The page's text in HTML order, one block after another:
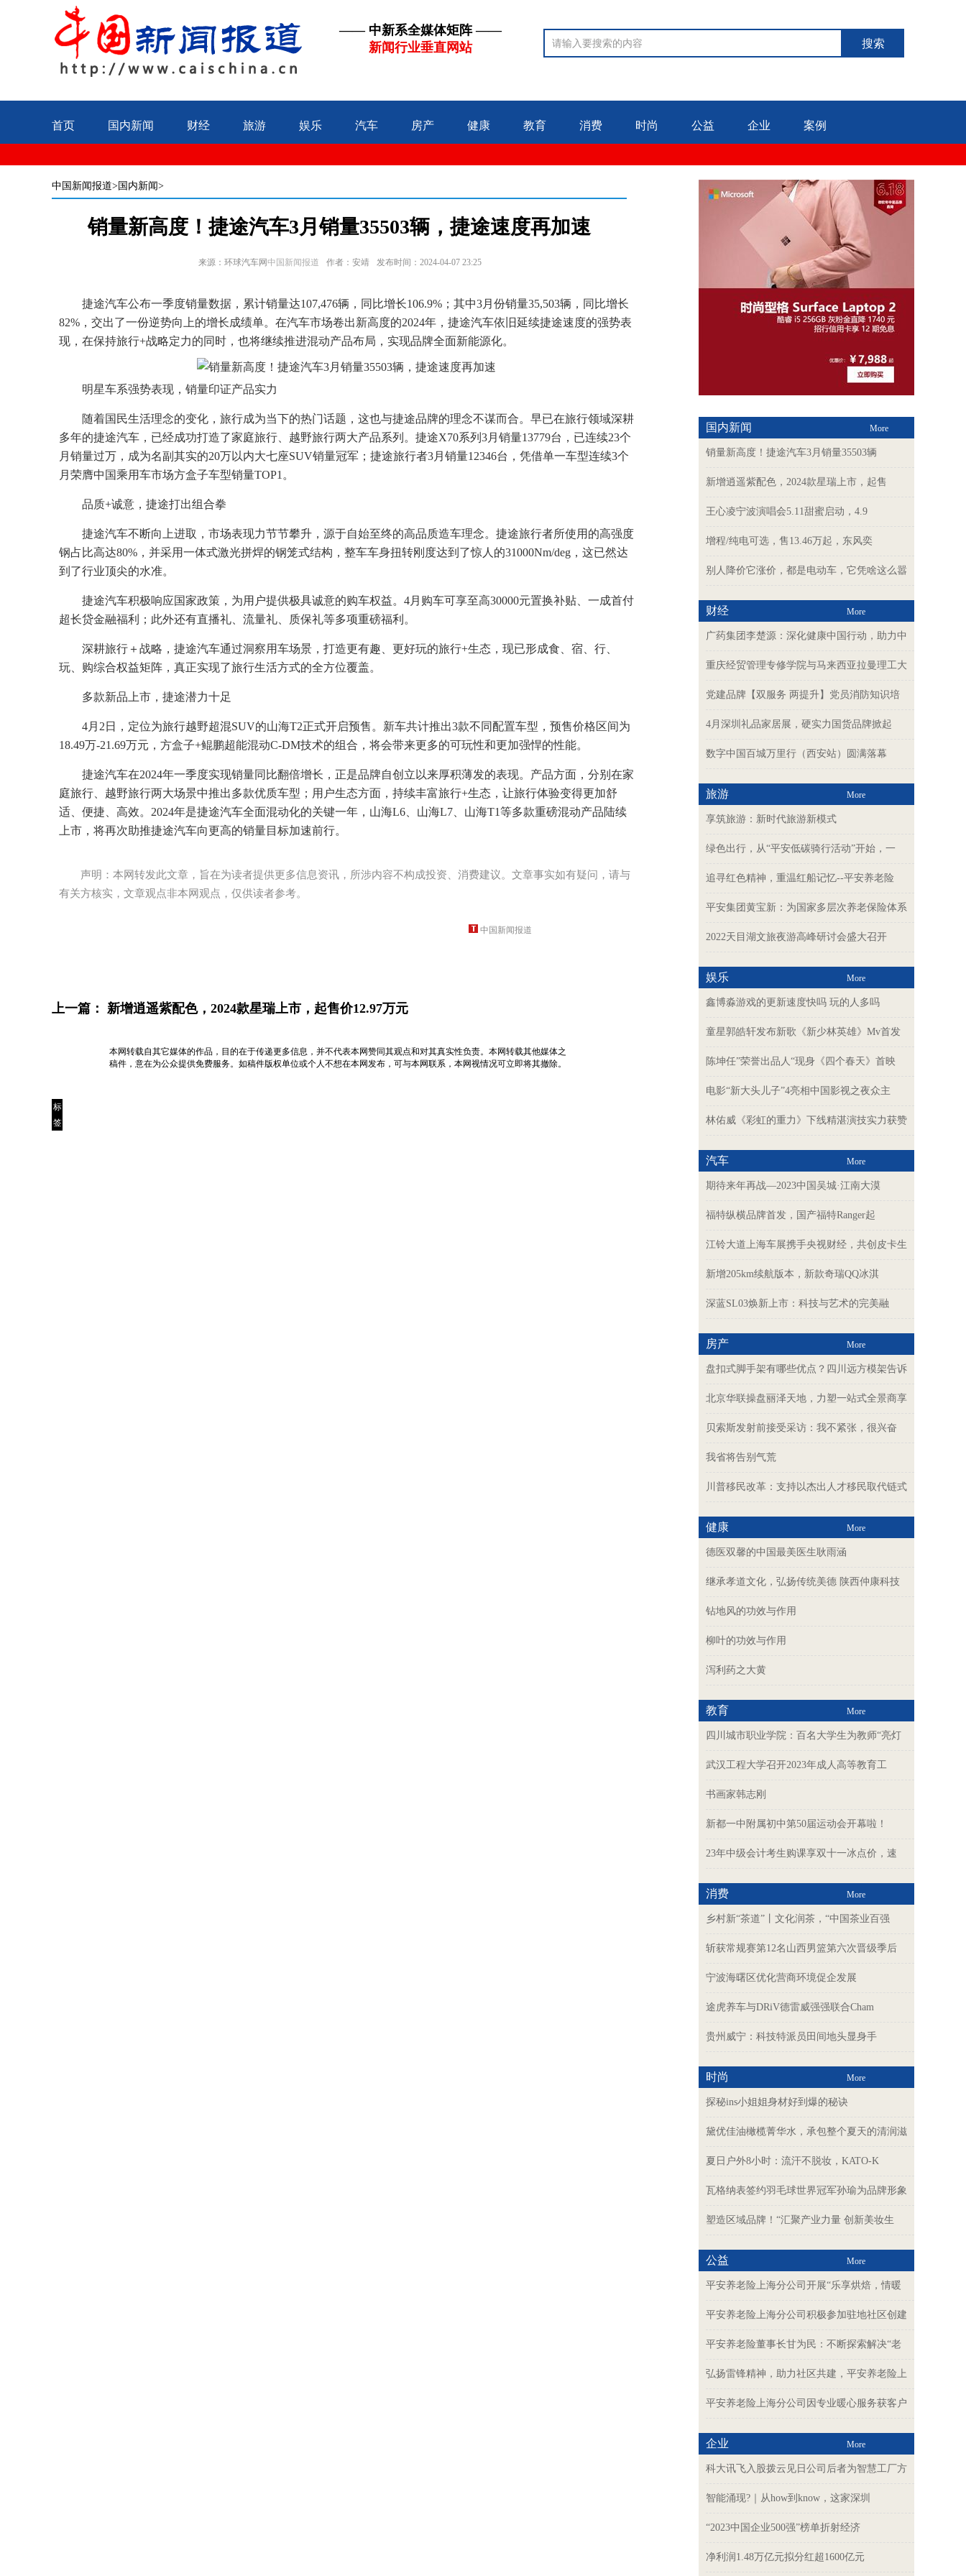
—— 中新系全媒体矩阵 ——
新闻行业垂直网站
搜索
首页 国内新闻 财经 旅游 娱乐 汽车 房产 健康 教育 消费 时尚 公益 企业 案例
中国新闻报道>国内新闻>
销量新高度！捷途汽车3月销量35503辆，捷途速度再加速
来源：环球汽车网中国新闻报道 作者：安靖 发布时间：2024-04-07 23:25
捷途汽车公布一季度销量数据，累计销量达107,476辆，同比增长106.9%；其中3月份销量35,503辆，同比增长
82%，交出了一份逆势向上的增长成绩单。在汽车市场卷出新高度的2024年，捷途汽车依旧延续捷途速度的强势表
现，在保持旅行+战略定力的同时，也将继续推进混动产品布局，实现品牌全面新能源化。
明星车系强势表现，销量印证产品实力
随着国民生活理念的变化，旅行成为当下的热门话题，这也与捷途品牌的理念不谋而合。早已在旅行领域深耕
多年的捷途汽车，已经成功打造了家庭旅行、越野旅行两大产品系列。捷途X70系列3月销量13779台，已连续23个
月销量过万，成为名副其实的20万以内大七座SUV销量冠军；捷途旅行者3月销量12346台，凭借单一车型连续3个
月荣膺中国乘用车市场方盒子车型销量TOP1。
品质+诚意，捷途打出组合拳
捷途汽车不断向上进取，市场表现力节节攀升，源于自始至终的高品质造车理念。捷途旅行者所使用的高强度
钢占比高达80%，并采用一体式激光拼焊的钢笼式结构，整车车身扭转刚度达到了惊人的31000Nm/deg，这已然达
到了行业顶尖的水准。
捷途汽车积极响应国家政策，为用户提供极具诚意的购车权益。4月购车可享至高30000元置换补贴、一成首付
超长贷金融福利；此外还有直播礼、流量礼、质保礼等多项重磅福利。
深耕旅行＋战略，捷途汽车通过洞察用车场景，打造更有趣、更好玩的旅行+生态，现已形成食、宿、行、
玩、购综合权益矩阵，真正实现了旅行生活方式的全方位覆盖。
多款新品上市，捷途潜力十足
4月2日，定位为旅行越野超混SUV的山海T2正式开启预售。新车共计推出3款不同配置车型，预售价格区间为
18.49万-21.69万元，方盒子+鲲鹏超能混动C-DM技术的组合，将会带来更多的可玩性和更加强悍的性能。
捷途汽车在2024年一季度实现销量同比翻倍增长，正是品牌自创立以来厚积薄发的表现。产品方面，分别在家
庭旅行、越野旅行两大场景中推出多款优质车型；用户生态方面，持续丰富旅行+生态，让旅行体验变得更加舒
适、便捷、高效。2024年是捷途汽车全面混动化的关键一年，山海L6、山海L7、山海T1等多款重磅混动产品陆续
上市，将再次助推捷途汽车向更高的销量目标加速前行。
声明：本网转发此文章，旨在为读者提供更多信息资讯，所涉内容不构成投资、消费建议。文章事实如有疑问，请与
有关方核实，文章观点非本网观点，仅供读者参考。
中国新闻报道
上一篇： 新增逍遥紫配色，2024款星瑞上市，起售价12.97万元
本网转载自其它媒体的作品，目的在于传递更多信息，并不代表本网赞同其观点和对其真实性负责。本网转载其他媒体之
稿件，意在为公众提供免费服务。如稿件版权单位或个人不想在本网发布，可与本网联系，本网视情况可立即将其撤除。
标
签
国内新闻 More
销量新高度！捷途汽车3月销量35503辆
新增逍遥紫配色，2024款星瑞上市，起售
王心凌宁波演唱会5.11甜蜜启动，4.9
增程/纯电可选，售13.46万起，东风奕
别人降价它涨价，都是电动车，它凭啥这么嚣
财经 More
广药集团李楚源：深化健康中国行动，助力中
重庆经贸管理专修学院与马来西亚拉曼理工大
党建品牌【双服务 两提升】党员消防知识培
4月深圳礼品家居展，硬实力国货品牌掀起
数字中国百城万里行（西安站）圆满落幕
旅游 More
享筑旅游：新时代旅游新模式
绿色出行，从“平安低碳骑行活动”开始，一
追寻红色精神，重温红船记忆--平安养老险
平安集团黄宝新：为国家多层次养老保险体系
2022天目湖文旅夜游高峰研讨会盛大召开
娱乐 More
鑫博淼游戏的更新速度快吗 玩的人多吗
童星郭皓轩发布新歌《新少林英雄》Mv首发
陈坤任”荣誉出品人“现身《四个春天》首映
电影“新大头儿子”4亮相中国影视之夜众主
林佑威《彩虹的重力》下线精湛演技实力获赞
汽车 More
期待来年再战—2023中国吴城·江南大漠
福特纵横品牌首发，国产福特Ranger起
江铃大道上海车展携手央视财经，共创皮卡生
新增205km续航版本，新款奇瑞QQ冰淇
深蓝SL03焕新上市：科技与艺术的完美融
房产 More
盘扣式脚手架有哪些优点？四川远方模架告诉
北京华联操盘丽泽天地，力塑一站式全景商享
贝索斯发射前接受采访：我不紧张，很兴奋
我省将告别气荒
川普移民改革：支持以杰出人才移民取代链式
健康 More
德医双馨的中国最美医生耿雨涵
继承孝道文化，弘扬传统美德 陕西仲康科技
钻地风的功效与作用
柳叶的功效与作用
泻利药之大黄
教育 More
四川城市职业学院：百名大学生为教师“亮灯
武汉工程大学召开2023年成人高等教育工
书画家韩志刚
新都一中附属初中第50届运动会开幕啦！
23年中级会计考生购课享双十一冰点价，速
消费 More
乡村新“茶道”丨文化润茶，“中国茶业百强
斩获常规赛第12名山西男篮第六次晋级季后
宁波海曙区优化营商环境促企发展
途虎养车与DRiV德雷威强强联合Cham
贵州威宁：科技特派员田间地头显身手
时尚 More
探秘ins小姐姐身材好到爆的秘诀
黛优佳油橄榄菁华水，承包整个夏天的清润滋
夏日户外8小时：流汗不脱妆，KATO-K
瓦格纳表签约羽毛球世界冠军孙瑜为品牌形象
塑造区域品牌！“汇聚产业力量 创新美妆生
公益 More
平安养老险上海分公司开展“乐享烘焙，情暖
平安养老险上海分公司积极参加驻地社区创建
平安养老险董事长甘为民：不断探索解决“老
弘扬雷锋精神，助力社区共建，平安养老险上
平安养老险上海分公司因专业暖心服务获客户
企业 More
科大讯飞入股拨云见日公司后者为智慧工厂方
智能涌现?｜从how到know，这家深圳
“2023中国企业500强”榜单折射经济
净利润1.48万亿元拟分红超1600亿元